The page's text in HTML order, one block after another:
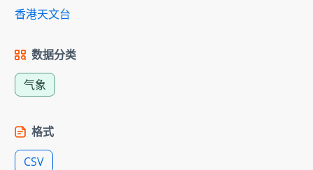
香港天文台
数据分类
气象
格式
CSV